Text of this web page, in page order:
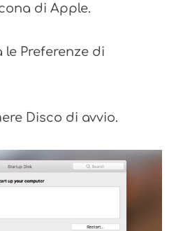
di Apple.
le Preferenze di
Disco di avvio.